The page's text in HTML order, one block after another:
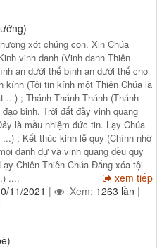
xót chúng con. Xin Chúa
vinh danh (Vinh danh Thiên
an dưới thế bình an dưới thế cho
kính (Tôi tin kính một Thiên Chúa là
...) ; Thánh Thánh Thánh (Thánh
binh. Trời đất đầy vinh quang
là mầu nhiệm đức tin. Lạy Chúa
; Kết thúc kinh lễ quy (Chính nhờ
danh dự và vinh quang đều quy
Chiên Thiên Chúa Đấng xóa tội
....
xem tiếp
11/2021 | Xem: 1263 lần |